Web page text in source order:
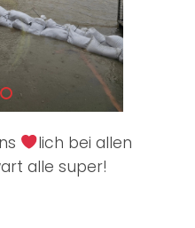
lich bei allen
alle super!